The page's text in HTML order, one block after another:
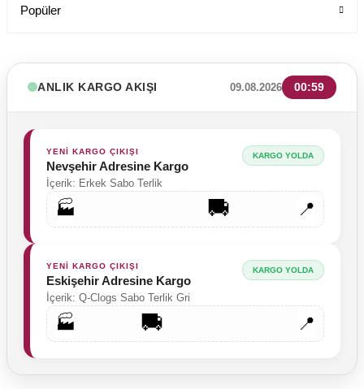
Popüler
ANLIK KARGO AKIŞI 09.08.2026 00:59
YENİ KARGO ÇIKIŞI
Nevşehir Adresine Kargo
İçerik: Erkek Sabo Terlik
KARGO YOLDA
🏭 📍
YENİ KARGO ÇIKIŞI
Eskişehir Adresine Kargo
İçerik: Q-Clogs Sabo Terlik Gri
KARGO YOLDA
🏭 📍